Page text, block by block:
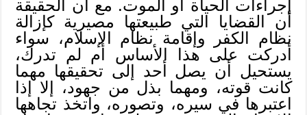
إجراءات الحياة أو الموت. مع أن الحقيقة
أن القضايا التي طبيعتها مصيرية كإزالة
نظام الكفر وإقامة نظام الإسلام، سواء
أدركت على هذا الأساس أم لم تدرك،
يستحيل أن يصل أحد إلى تحقيقها مهما
كانت قوته، ومهما بذل من جهود، إلا إذا
اعتبرها في سيره، وتصوره، واتخذ تجاهها